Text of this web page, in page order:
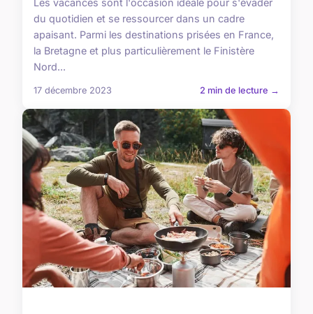
Les vacances sont l'occasion idéale pour s'évader
du quotidien et se ressourcer dans un cadre
apaisant. Parmi les destinations prisées en France,
la Bretagne et plus particulièrement le Finistère
Nord...
17 décembre 2023 2 min de lecture →